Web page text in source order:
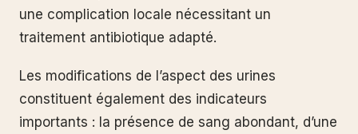
une complication locale nécessitant un
traitement antibiotique adapté.
Les modifications de l’aspect des urines
constituent également des indicateurs
importants : la présence de sang abondant, d’une